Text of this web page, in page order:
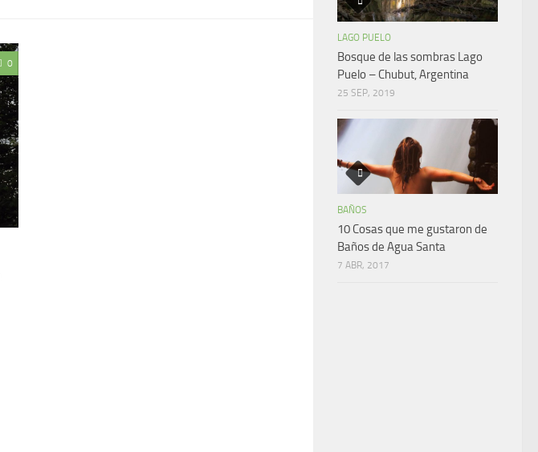
0
LAGO PUELO
Bosque de las sombras Lago
Puelo – Chubut, Argentina
25 SEP, 2019
BAÑOS
10 Cosas que me gustaron de
Baños de Agua Santa
7 ABR, 2017